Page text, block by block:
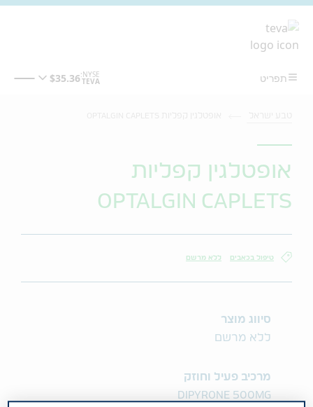
אופטלגין קפליות
OPTALGIN CAPLETS
טיפול בכאבים ללא מרשם
סיווג מוצר
ללא מרשם
מרכיב פעיל וחוזק
DIPYRONE 500MG